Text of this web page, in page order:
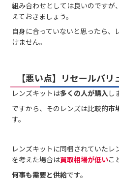
組み合わせとしては良いのですが、
えておきましょう。
自身に合っていないと思ったら、
けません。
【悪い点】リセールバリ
レンズキットは多くの人が購入 し
ですから、そのレンズは比較的市
す。
レンズキットに同梱されていたレ
を考えた場合は買取相場が低いこ
何事も需要と供給です。